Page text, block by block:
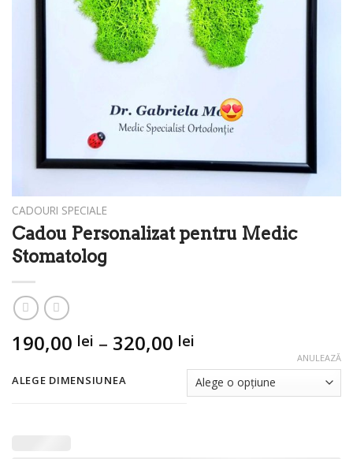
CADOURI SPECIALE
Cadou Personalizat pentru Medic
Stomatolog
190,00 lei – 320,00 lei
prețuri:
190,00 lei
ALEGE DIMENSIUNEA
ANULEAZĂ